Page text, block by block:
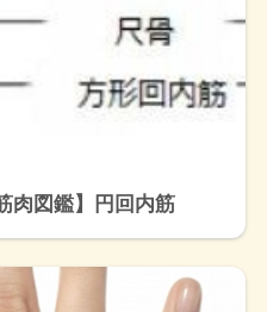
肉図鑑】円回内筋